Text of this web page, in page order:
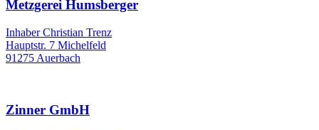
Metzgerei Humsberger
Inhaber Christian Trenz
Hauptstr. 7 Michelfeld
91275 Auerbach
Zinner GmbH